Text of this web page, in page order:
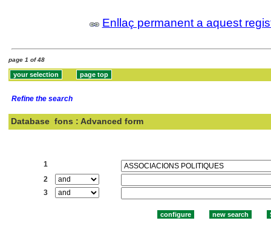
Enllaç permanent a aquest
page 1 of 48
Refine the search
Database fons : Advanced form
1
2
3